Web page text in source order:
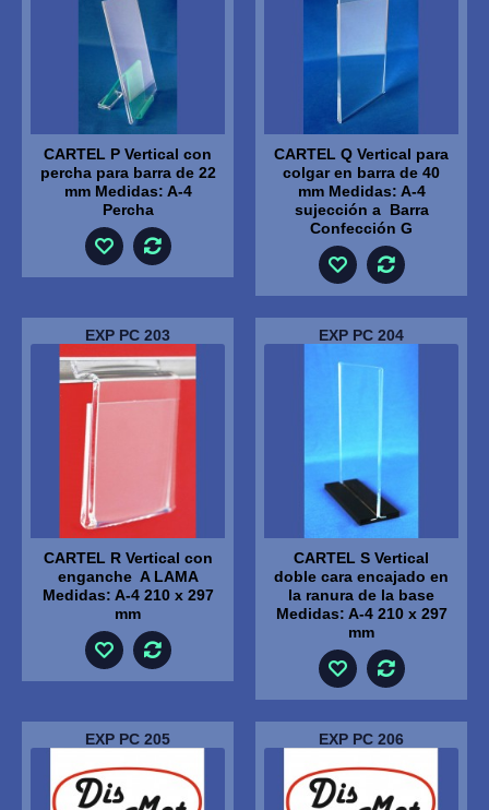
CARTEL P Vertical con
percha para barra de 22
mm Medidas: A-4
Percha
CARTEL Q Vertical para
colgar en barra de 40
mm Medidas: A-4
sujección a Barra
Confección G
EXP PC 203
CARTEL R Vertical con
enganche A LAMA
Medidas: A-4 210 x 297
mm
EXP PC 204
CARTEL S Vertical
doble cara encajado en
la ranura de la base
Medidas: A-4 210 x 297
mm
EXP PC 205 EXP PC 206